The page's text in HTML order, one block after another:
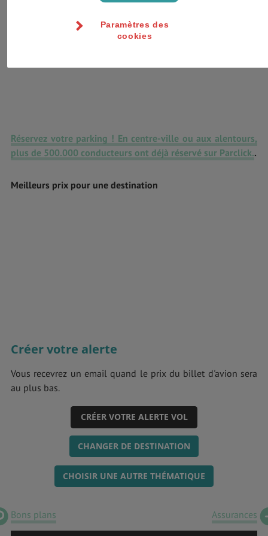
Réservez votre parking ! En centre-ville ou aux alentours,
plus de 500.000 conducteurs ont déjà réservé sur Parclick..
Meilleurs prix pour une destination
Créer votre alerte
Vous recevrez un email quand le prix du billet d'avion sera
au plus bas.
CRÉER VOTRE ALERTE VOL
CHANGER DE DESTINATION
CHOISIR UNE AUTRE THÉMATIQUE
Bons plans Assurances
Paramètres des
cookies